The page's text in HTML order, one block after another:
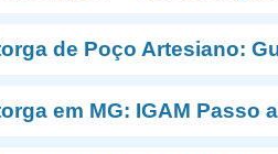
de Poço Artesiano:
em MG: IGAM Passo